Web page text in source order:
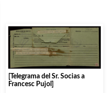
[Telegrama del Sr. Socias a
Francesc Pujol]